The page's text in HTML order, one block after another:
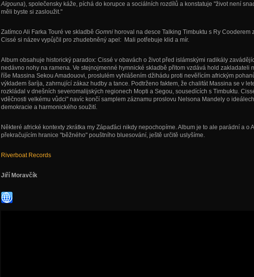
Aïgouna), společensky káže, píchá do korupce a sociálních rozdílů a konstatuje "život není
měli byste si zasloužit."
Zatímco Ali Farka Touré ve skladbě Gomnihoroval na desce Talking Timbuktu s Ry Cooderem
Cissé si název vypůjčil pro zhudebněný apel: Mali potřebuje klid a mír.
Album obsahuje historický paradox: Cissé v obavách o život před islámskými radikály
nedávno nohy na ramena. Ve stejnojmenné hymnické skladbě přitom vzdává hold zakladateli
říše Massina Sekou Amadouovi, proslulém vyhlášením džihádu proti nevěřícím africkým
výkladem šaríja, zahrnující zákaz hudby a tance. Podtrženo faktem, že chalifát Massina se v
rozkládal v dnešních severomalijských regionech Mopti a Segou, sousedících s Timbuktu.
vděčnosti velkému vůdci" navíc končí samplem záznamu proslovu Nelsona Mandely o
demokracie a harmonického soužití.
Některé africké kontexty zkrátka my Zápaďáci nikdy nepochopíme. Album je to ale parádní a o
překračujícím hranice "běžného" pouštního bluesování, ještě určitě uslyšíme.
Riverboat Records
Jiří Moravčík